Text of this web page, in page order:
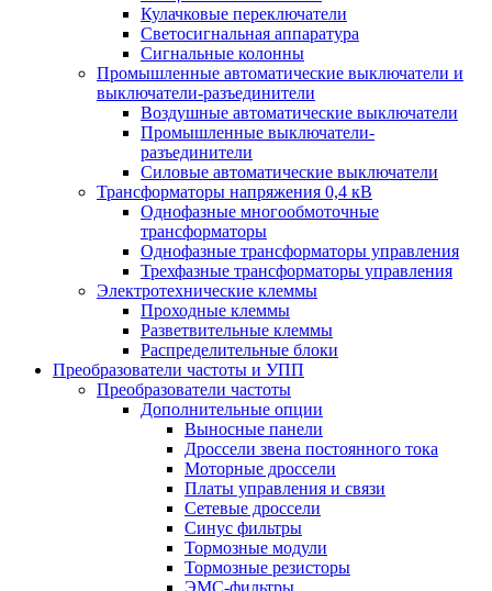
Кулачковые переключатели
Светосигнальная аппаратура
Сигнальные колонны
Промышленные автоматические выключатели и
выключатели-разъединители
Воздушные автоматические выключатели
Промышленные выключатели-
разъединители
Силовые автоматические выключатели
Трансформаторы напряжения 0,4 кВ
Однофазные многообмоточные
трансформаторы
Однофазные трансформаторы управления
Трехфазные трансформаторы управления
Электротехнические клеммы
Проходные клеммы
Разветвительные клеммы
Распределительные блоки
Преобразователи частоты и УПП
Преобразователи частоты
Дополнительные опции
Выносные панели
Дроссели звена постоянного тока
Моторные дроссели
Платы управления и связи
Сетевые дроссели
Синус фильтры
Тормозные модули
Тормозные резисторы